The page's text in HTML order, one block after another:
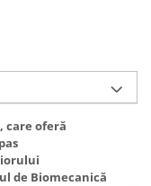
care oferă
de Biomecanică